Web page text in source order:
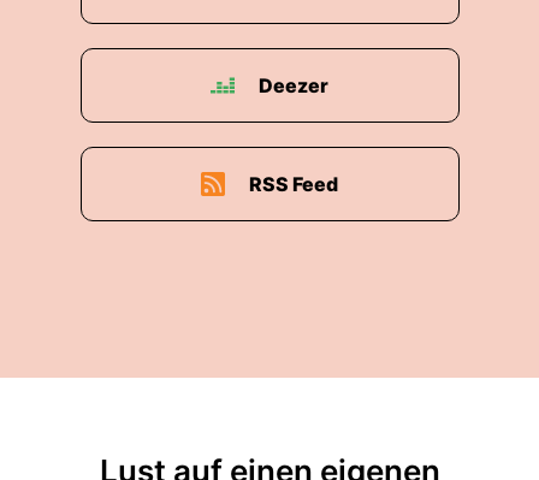
Deezer
RSS Feed
Lust auf einen eigenen